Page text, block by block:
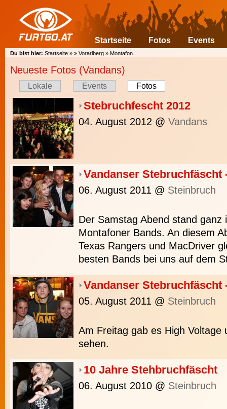
Startseite Fotos Events
Du bist hier: Startseite » » Vorarlberg » Montafon
Neueste Fotos (Vandans)
Lokale Events Fotos
Stebruchfescht 2012
04. August 2012 @ Vandans
Vandanser Stebruchfäscht
06. August 2011 @ Steinbruch
Der Samstag Abend stand ganz
Montafoner Bands. An diesem
Texas Rangers und MacDriver
besten Bands bei uns auf dem
Vandanser Stebruchfäscht
05. August 2011 @ Steinbruch
Am Freitag gab es High Voltage
sehen.
10 Jahre Stehbruchfäscht
06. August 2010 @ Steinbruch